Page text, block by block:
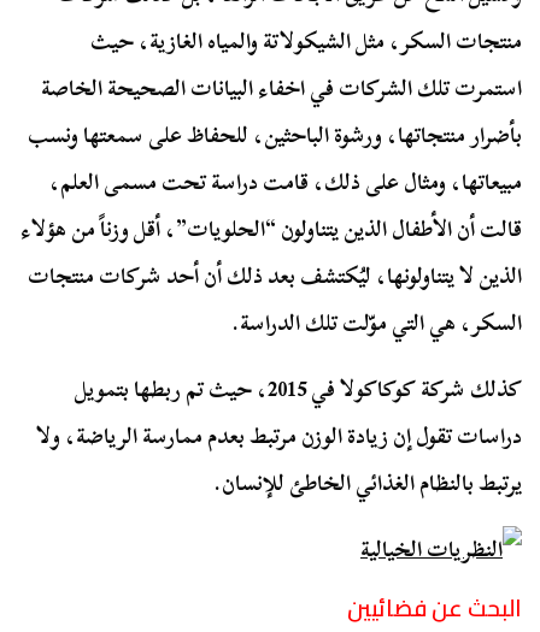
منتجات السكر، مثل الشيكولاتة والمياه الغازية، حيث
استمرت تلك الشركات في اخفاء البيانات الصحيحة الخاصة
بأضرار منتجاتها، ورشوة الباحثين، للحفاظ على سمعتها ونسب
مبيعاتها، ومثال على ذلك، قامت دراسة تحت مسمى العلم،
قالت أن الأطفال الذين يتناولون “الحلويات”، أقل وزناً من هؤلاء
الذين لا يتناولونها، ليُكتشف بعد ذلك أن أحد شركات منتجات
السكر، هي التي موّلت تلك الدراسة.
كذلك شركة كوكاكولا في 2015، حيث تم ربطها بتمويل
دراسات تقول إن زيادة الوزن مرتبط بعدم ممارسة الرياضة، ولا
يرتبط بالنظام الغذائي الخاطئ للإنسان.
البحث عن فضائيين